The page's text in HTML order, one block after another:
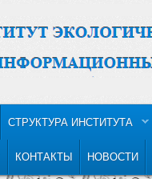
CONTENT
CONTENT
СТРУКТУРА ИНСТИТУТА
КОНТАКТЫ НОВОСТИ